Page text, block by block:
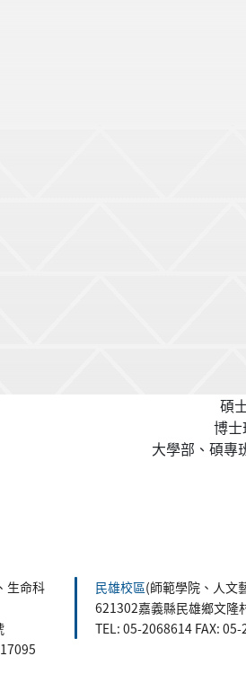
碩
博
大學部、碩專
生命科
民雄校區(師範學院、人文
621302嘉義縣民雄鄉文隆
TEL: 05-2068614 FAX: